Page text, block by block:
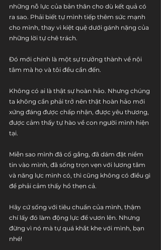
những nỗ lực của bản thân cho dù kết quả có
ra sao. Phải biết tự mình tiếp thêm sức mạnh
cho mình, thay vì kiệt quệ dưới gánh nặng của
những lời tự chê trách.
Đó mới chính là một sự trưởng thành về nội
tâm mà họ và tôi đều cần đến.
Không có ai là thật sự hoàn hảo. Nhưng chúng
ta không cần phải trở nên thật hoàn hảo mới
xứng đáng được chấp nhận, được yêu thương,
được cảm thấy tự hào về con người mình hiện
tại.
Miễn sao mình đã cố gắng, đã dám đặt niềm
tin vào mình, đã sống trọn vẹn với lương tâm
và năng lực mình có, thì cũng không có điều gì
để phải cảm thấy hổ thẹn cả.
Hãy cứ sống với tiêu chuẩn của mình, thậm
chí lấy đó làm động lực để vươn lên. Nhưng
đừng vì nó mà tự quá khắt khe với mình, bạn
nhé!